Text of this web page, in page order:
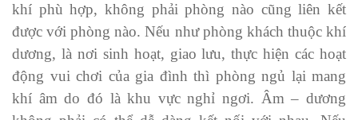
khí phù hợp, không phải phòng nào cũng liên kết
được với phòng nào. Nếu như phòng khách thuộc khí
dương, là nơi sinh hoạt, giao lưu, thực hiện các hoạt
động vui chơi của gia đình thì phòng ngủ lại mang
khí âm do đó là khu vực nghỉ ngơi. Âm – dương